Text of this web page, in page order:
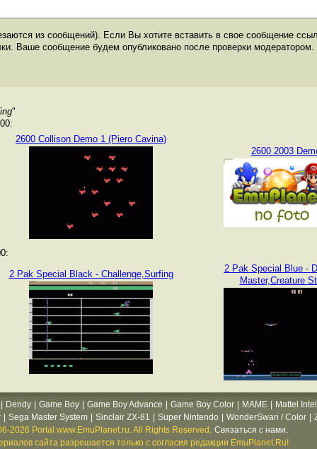
из сообщений). Если Вы хотите вставить в свое сообщение
Ваше сообщение будем опубликовано после проверки модератором.
"
2600 Collison Demo 1 (Piero Cavina)
2600 2003
2 Pak Special Black - Challenge,Surfing
2 Pak Special Blue -
Master,Creature
Dendy Game Boy Game Boy Advance Game Boy Color MAME Mattel
Sega Master System Sinclair ZX-81 Super Nintendo WonderSwan / Color
2026 Portal www.EmuPlanet.ru. All Rights Reserved. Связаться с нами.
сайта разрешается только с согласия редакции EmuPlanet.Ru!